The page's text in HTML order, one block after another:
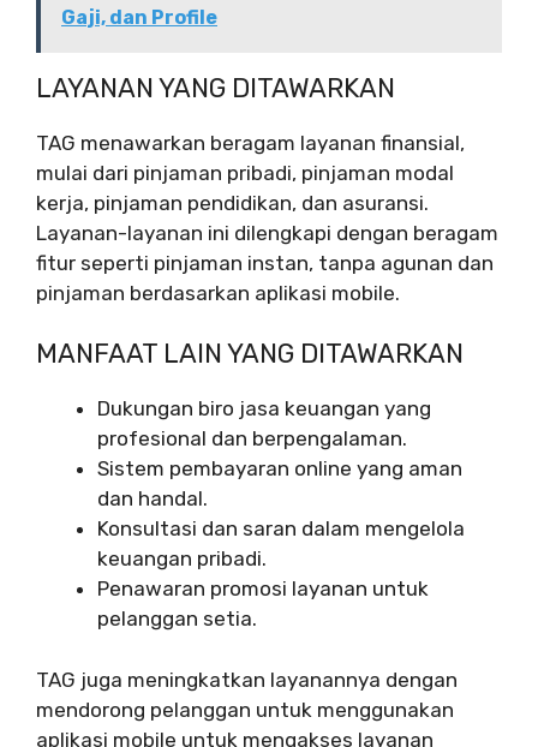
Gaji, dan Profile
LAYANAN YANG DITAWARKAN
TAG menawarkan beragam layanan finansial,
mulai dari pinjaman pribadi, pinjaman modal
kerja, pinjaman pendidikan, dan asuransi.
Layanan-layanan ini dilengkapi dengan beragam
fitur seperti pinjaman instan, tanpa agunan dan
pinjaman berdasarkan aplikasi mobile.
MANFAAT LAIN YANG DITAWARKAN
Dukungan biro jasa keuangan yang
profesional dan berpengalaman.
Sistem pembayaran online yang aman
dan handal.
Konsultasi dan saran dalam mengelola
keuangan pribadi.
Penawaran promosi layanan untuk
pelanggan setia.
TAG juga meningkatkan layanannya dengan
mendorong pelanggan untuk menggunakan
aplikasi mobile untuk mengakses layanan